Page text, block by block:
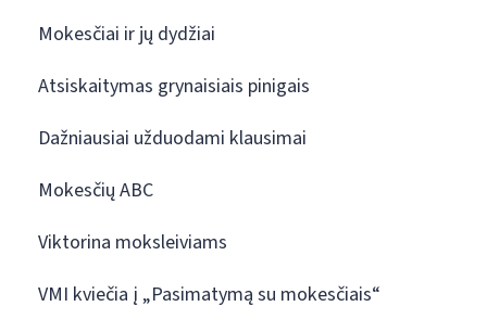
Mokesčiai ir jų dydžiai
Atsiskaitymas grynaisiais pinigais
Dažniausiai užduodami klausimai
Mokesčių ABC
Viktorina moksleiviams
VMI kviečia į „Pasimatymą su mokesčiais“